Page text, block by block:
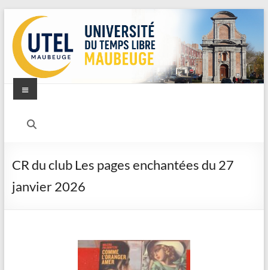
CR du club Les pages enchantées du 27
janvier 2026